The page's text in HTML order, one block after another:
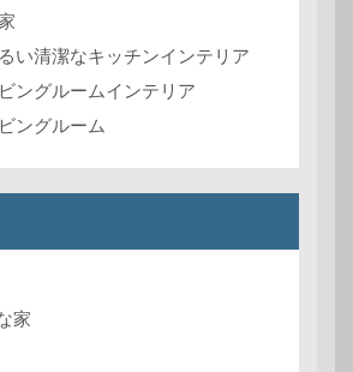
い清潔なキッチンインテリア
ングルームインテリア
ングルーム
家